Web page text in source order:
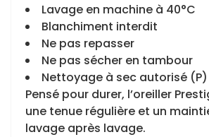
Lavage en machine à 40°C
Blanchiment interdit
Ne pas repasser
Ne pas sécher en tambour
Nettoyage à sec autorisé (P)
Pensé pour durer, l’oreiller
une tenue régulière et un
lavage après lavage.